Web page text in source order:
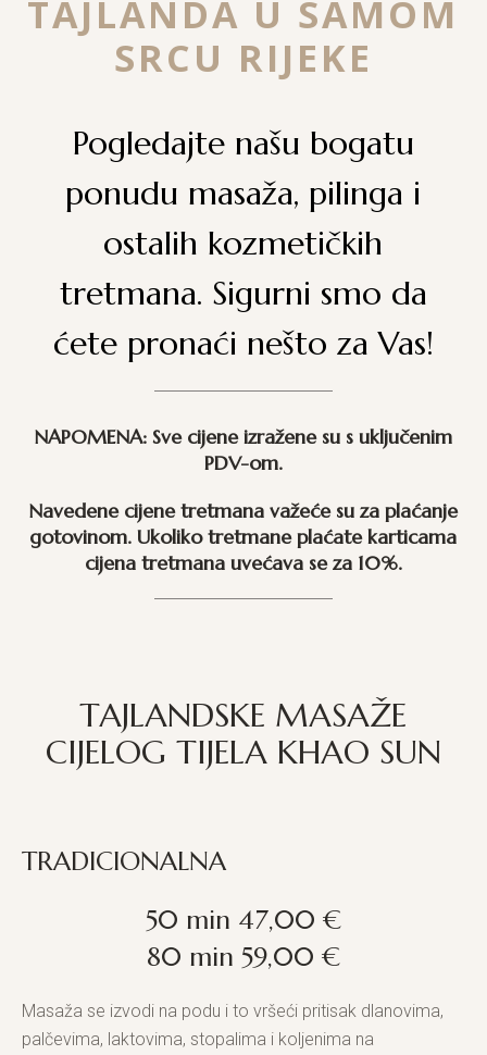
TAJLANDA U SAMOM
SRCU RIJEKE
Pogledajte našu bogatu
ponudu masaža, pilinga i
ostalih kozmetičkih
tretmana. Sigurni smo da
ćete pronaći nešto za Vas!
NAPOMENA:Sve cijene izražene su s uključenim
PDV-om.
Navedene cijene tretmana važeće su za plaćanje
gotovinom.Ukoliko tretmane plaćate karticama
cijena tretmana uvećava se za 10%.
TAJLANDSKE MASAŽE
CIJELOG TIJELA KHAO SUN
TRADICIONALNA
50 min 47,00 €
80 min 59,00 €
Masaža se izvodi na podu i to vršeći pritisak dlanovima,
palčevima, laktovima, stopalima i koljenima na